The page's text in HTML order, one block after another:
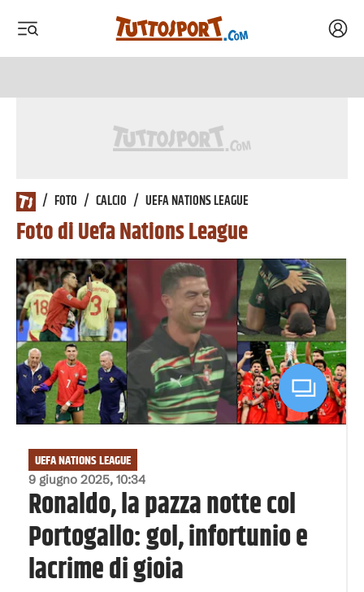
/ FOTO / CALCIO / UEFA NATIONS LEAGUE
Foto di Uefa Nations League
9 giugno 2025, 10:34
UEFA NATIONS LEAGUE
Ronaldo, la pazza notte col
Portogallo: gol, infortunio e
lacrime di gioia